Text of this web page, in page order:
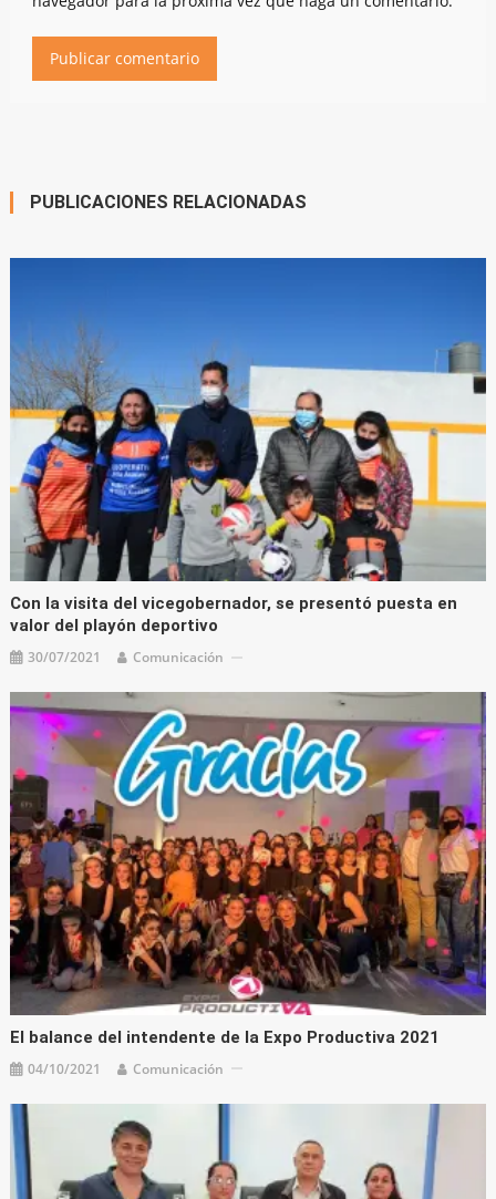
PUBLICACIONES RELACIONADAS
Con la visita del vicegobernador, se presentó puesta en
valor del playón deportivo
30/07/2021 Comunicación
El balance del intendente de la Expo Productiva 2021
04/10/2021 Comunicación